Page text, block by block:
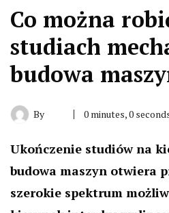
Co można
studiach
budowa
By 0 minutes, 0
Ukończenie studiów na
budowa maszyn otwiera
szerokie spektrum